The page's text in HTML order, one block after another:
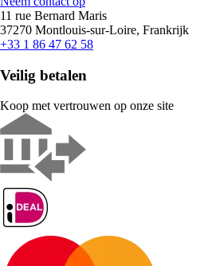
11 rue Bernard Maris
37270 Montlouis-sur-Loire, Frankrijk
+33 1 86 47 62 58
Veilig betalen
Koop met vertrouwen op onze site